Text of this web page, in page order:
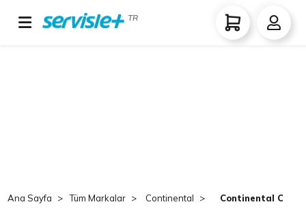
TR
Ana Sayfa Tüm Markalar Continental Continental